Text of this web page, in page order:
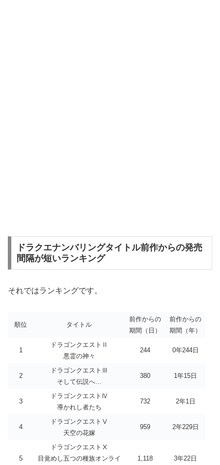
ドラクエナンバリングタイトル前作からの発売
間隔が短いランキング
それではランキングです。
順位 タイトル
前作からの
期間（日）
前作からの
期間（年）
1
ドラゴンクエストⅡ
悪霊の神々
244 0年244日
2
ドラゴンクエストⅢ
そして伝説へ…
380 1年15日
3
ドラゴンクエストⅣ
導かれし者たち
732 2年1日
4
ドラゴンクエストⅤ
天空の花嫁
959 2年229日
5
ドラゴンクエストⅩ
目覚めし五つの種族オンライ
1,118 3年22日